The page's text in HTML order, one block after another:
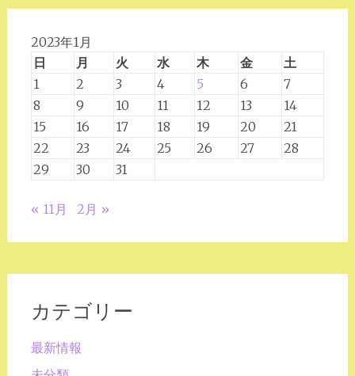
2023年1月
日
月 火 水 木 金
土
1
2 3 4 5 6
7
8
9 10 11 12 13
14
15
16 17 18 19 20
21
22
23 24 25 26 27
28
29
30 31
« 11月 2月 »
カテゴリー
最新情報